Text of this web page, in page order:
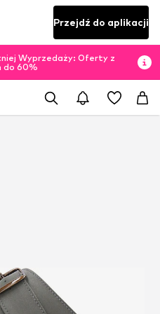
Przejdź do aplikacji
Wyprzedaży: Oferty z
do 60%